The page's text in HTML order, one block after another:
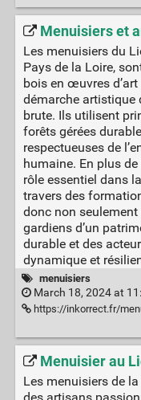
Menuisiers et
Les menuisiers du
Pays de la Loire,
bois en œuvres
démarche artistique
brute. Ils utilisent
forêts gérées
respectueuses de
humaine. En plus
rôle essentiel dans
travers des
donc non
gardiens d’un
durable et des
dynamique et
menuisiers
March 18, 2024 at
https://inkorrect.fr/
Menuisier au
Les menuisiers de